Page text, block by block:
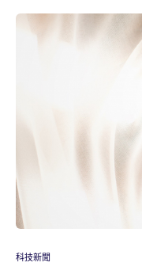
科技新聞